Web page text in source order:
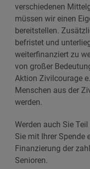
verschiedenen
müssen wir einen
bereitstellen.
befristet und
weiterfinanziert zu
von großer
Aktion Zivilcourage
Menschen aus der
werden.
Werden auch Sie
Sie mit Ihrer
Finanzierung der
Senioren.